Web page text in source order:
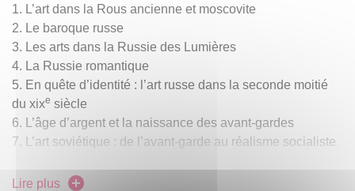
L’art dans la Rous ancienne et moscovite
Le baroque russe
Les arts dans la Russie des Lumières
La Russie romantique
En quête d’identité : l’art russe dans la seconde moitié
du xixe siècle
L’âge d’argent et la naissance des avant-gardes
L’art soviétique : de l’avant-garde au réalisme socialiste
Lire plus